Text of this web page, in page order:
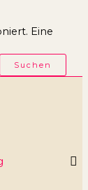
Eine